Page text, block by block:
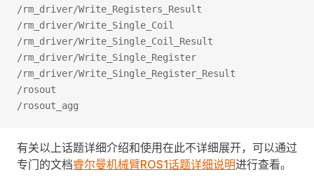
/rm_driver/Write_Registers_Result
/rm_driver/Write_Single_Coil
/rm_driver/Write_Single_Coil_Result
/rm_driver/Write_Single_Register
/rm_driver/Write_Single_Register_Result
/rosout
/rosout_agg
有关以上话题详细介绍和使用在此不详细展开，可以通过
专门的文档睿尔曼机械臂ROS1话题详细说明进行查看。